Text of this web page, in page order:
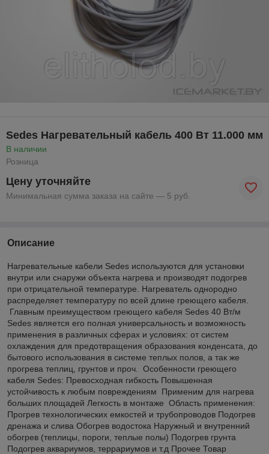
Sedes Нагревательный кабель 400 Вт 11.000 мм
В наличии
Розница
Цену уточняйте
Минимальная сумма заказа на сайте — 5 руб.
Описание
Нагревательные кабели Sedes используются для установки
внутри или снаружи объекта нагрева и производят подогрев
при отрицательной температуре. Нагреватель однородно
распределяет температуру по всей длине греющего кабеля.
Главным преимуществом греющего кабеля Sedes 40 Вт/м
Sedes является его полная универсальность и возможность
применения в различных сферах и условиях: от систем
охлаждения для предотвращения образования конденсата, до
бытового использования в системе теплых полов, а так же
прогрева теплиц, грунтов и проч. Особенности греющего
кабеля Sedes: Превосходная гибкость Повышенная
устойчивость к любым повреждениям Применим для нагрева
больших площадей Легкость в монтаже Область применения:
Прогрев технологических емкостей и трубопроводов Подогрев
дренажа и слива Обогрев водостока Наружный и внутренний
обогрев (теплицы, пороги, теплые полы) Подогрев грунта
Подогрев аквариумов, террариумов и т.д Прочее Товар